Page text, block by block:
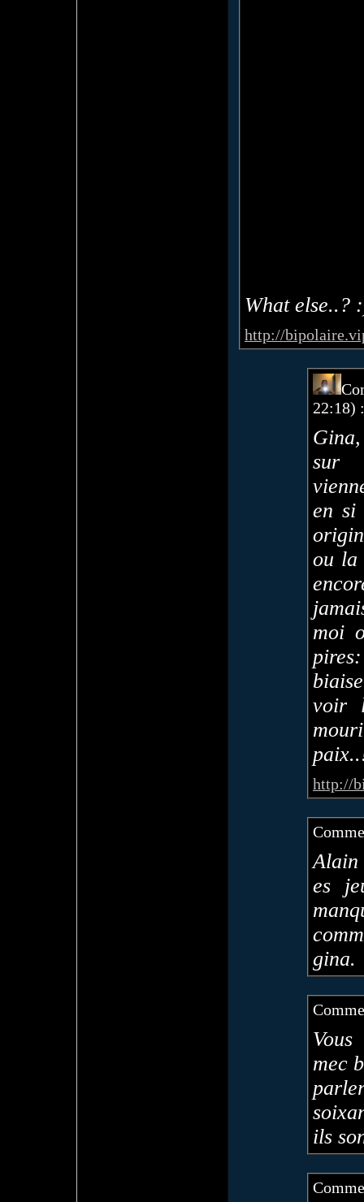
What else..?
http://
22:18) :
sur
en si
ou la
moi
voir
http://
Alain
es
gina.
mec
ils